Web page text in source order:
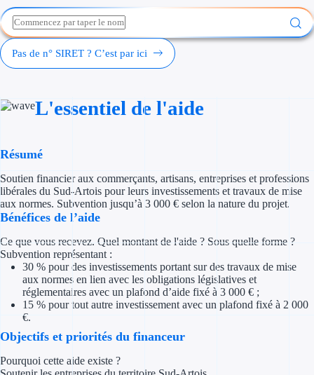
Création
Cession
Subventions
Réduction des
Investir dans
Pas de n° SIRET ? C’est par ici
L'essentiel de l'aide
Résumé
Soutien financier aux commerçants, artisans, entreprises et professions
libérales du Sud-Artois pour leurs investissements et travaux de mise
aux normes. Subvention jusqu’à 3 000 € selon la nature du projet.
Bénéfices de l’aide
Ce que vous recevez. Quel montant de l'aide ? Sous quelle forme ?
Subvention représentant :
30 % pour des investissements portant sur des travaux de mise
aux normes en lien avec les obligations législatives et
réglementaires avec un plafond d’aide fixé à 3 000 € ;
15 % pour tout autre investissement avec un plafond fixé à 2 000
€.
Objectifs et priorités du financeur
Pourquoi cette aide existe ?